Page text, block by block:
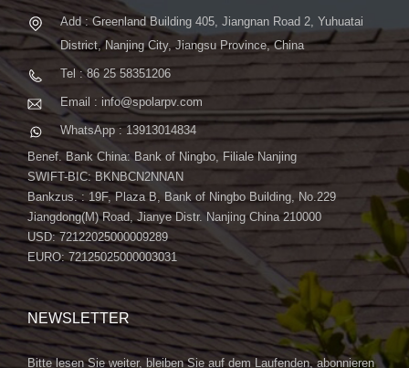
Add : Greenland Building 405, Jiangnan Road 2, Yuhuatai
District, Nanjing City, Jiangsu Province, China
Tel : 86 25 58351206
Email : info@spolarpv.com
WhatsApp : 13913014834
Benef. Bank China: Bank of Ningbo, Filiale Nanjing
SWIFT-BIC: BKNBCN2NNAN
Bankzus. : 19F, Plaza B, Bank of Ningbo Building, No.229
Jiangdong(M) Road, Jianye Distr. Nanjing China 210000
USD: 72122025000009289
EURO: 72125025000003031
NEWSLETTER
Bitte lesen Sie weiter, bleiben Sie auf dem Laufenden, abonnieren